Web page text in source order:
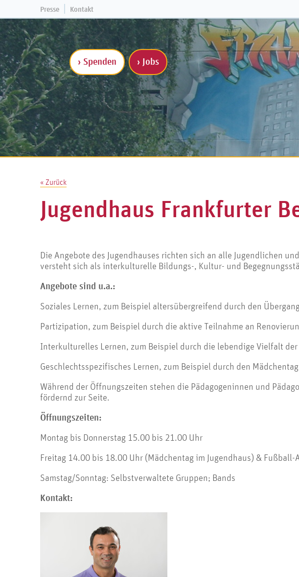
Presse Kontakt
› Spenden › Jobs
« Zurück
Jugendhaus Frankfurter
Die Angebote des Jugendhauses richten sich an alle Jugendlichen
versteht sich als interkulturelle Bildungs-, Kultur- und
Angebote sind u.a.:
Soziales Lernen, zum Beispiel altersübergreifend durch den
Partizipation, zum Beispiel durch die aktive Teilnahme an
Interkulturelles Lernen, zum Beispiel durch die lebendige Vielfalt
Geschlechtsspezifisches Lernen, zum Beispiel durch den
Während der Öffnungszeiten stehen die Pädagogeninnen und
fördernd zur Seite.
Öffnungszeiten:
Montag bis Donnerstag 15.00 bis 21.00 Uhr
Freitag 14.00 bis 18.00 Uhr (Mädchentag im Jugendhaus) &
Samstag/Sonntag: Selbstverwaltete Gruppen; Bands
Kontakt: